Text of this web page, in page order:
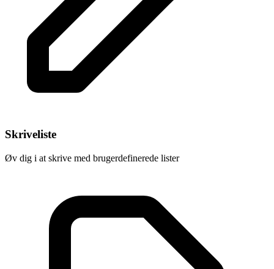
Skriveliste
Øv dig i at skrive med brugerdefinerede lister